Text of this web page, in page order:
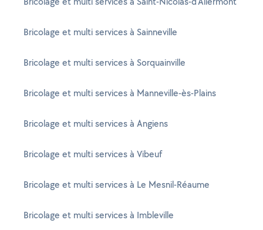
Bricolage et multi services à Sainneville
Bricolage et multi services à Sorquainville
Bricolage et multi services à Manneville-ès-Plains
Bricolage et multi services à Angiens
Bricolage et multi services à Vibeuf
Bricolage et multi services à Le Mesnil-Réaume
Bricolage et multi services à Imbleville